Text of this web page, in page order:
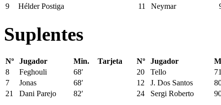
9
Hélder Postiga 11 Neymar
Suplentes
Nº Jugador Min. Tarjeta Nº Jugador
8
Feghouli 68′ 20 Tello
7
Jonas 68′ 12 J. Dos Santos
21
Dani Parejo 82′ 24 Sergi Roberto